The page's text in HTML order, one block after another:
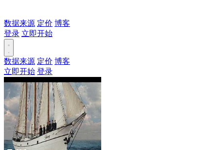
数据来源 定价 博客
登录 立即开始
数据来源 定价 博客
立即开始 登录